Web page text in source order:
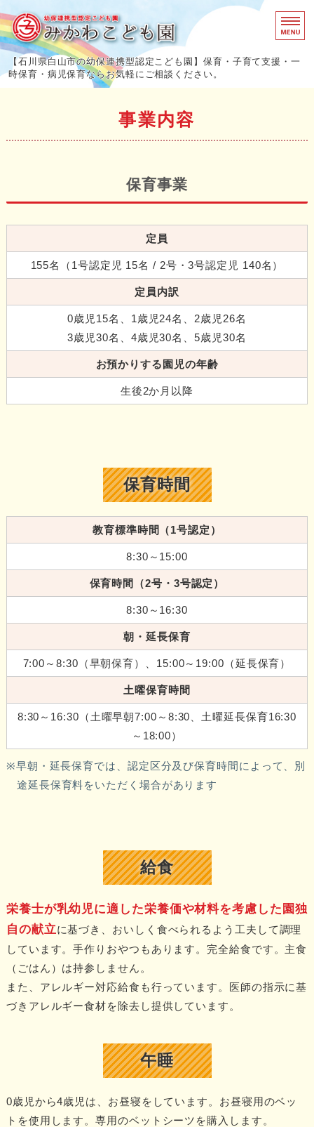
幼保連携型
【石川県白山市の幼保連携型認定こども園】保育・子育て支援・一
時保育・病児保育ならお気軽にご相談ください。
園での生活/年間行事
各種料金/園概要
事業内容
保育事業
定員
155名（1号認定児 15名 / 2号・3号認定児 140名）
定員内訳
0歳児15名、1歳児24名、2歳児26名
3歳児30名、4歳児30名、5歳児30名
お預かりする園児の年齢
生後2か月以降
保育時間
教育標準時間（1号認定）
8:30～15:00
保育時間（2号・3号認定）
8:30～16:30
朝・延長保育
7:00～8:30（早朝保育）、15:00～19:00（延長保育）
土曜保育時間
8:30～16:30（土曜早朝7:00～8:30、土曜延長保育16:30
～18:00）
早朝・延長保育では、認定区分及び保育時間によって、別
途延長保育料をいただく場合があります
給食
栄養士が乳幼児に適した栄養価や材料を考慮した園独
自の献立に基づき、おいしく食べられるよう工夫して調理
しています。手作りおやつもあります。完全給食です。主食
（ごはん）は持参しません。
また、アレルギー対応給食も行っています。医師の指示に基
づきアレルギー食材を除去し提供しています。
午睡
0歳児から4歳児は、お昼寝をしています。お昼寝用のベッ
トを使用します。専用のベットシーツを購入します。